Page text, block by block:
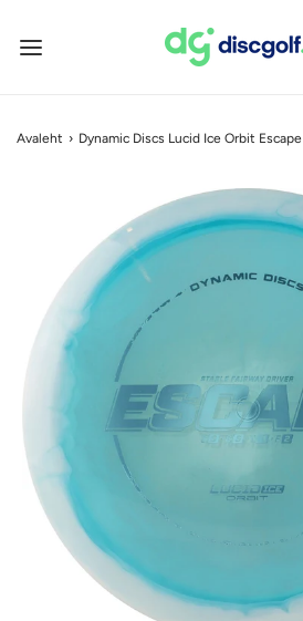
Avaleht › Dynamic Discs Lucid Ice Orbit Escape